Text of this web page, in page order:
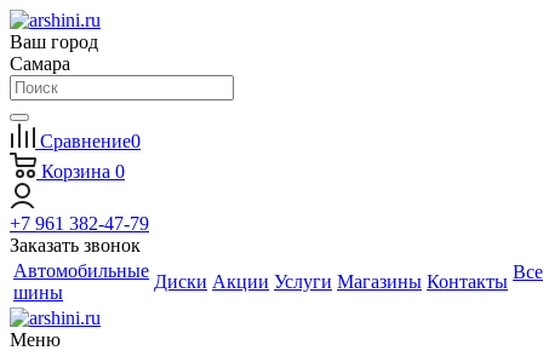
Ваш город
Самара
Сравнение0
Корзина 0
+7 961 382-47-79
Заказать звонок
Автомобильные
шины
Диски Акции Услуги Магазины Контакты Все
Меню